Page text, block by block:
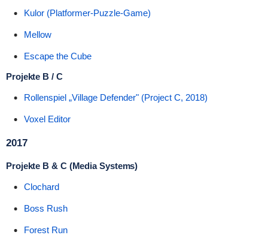
Kulor (Platformer-Puzzle-Game)
Mellow
Escape the Cube
Projekte B / C
Rollenspiel „Village Defender" (Project C, 2018)
Voxel Editor
2017
Projekte B & C (Media Systems)
Clochard
Boss Rush
Forest Run